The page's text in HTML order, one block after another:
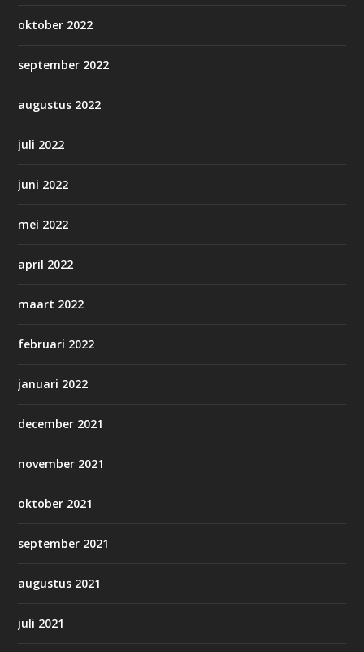
oktober 2022
september 2022
augustus 2022
juli 2022
juni 2022
mei 2022
april 2022
maart 2022
februari 2022
januari 2022
december 2021
november 2021
oktober 2021
september 2021
augustus 2021
juli 2021